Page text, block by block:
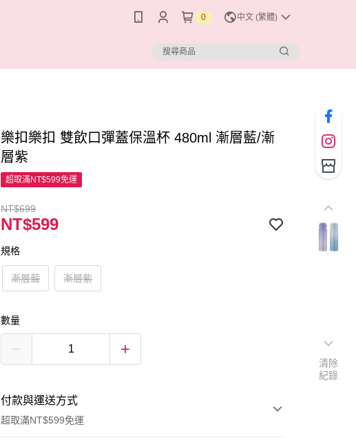
0 中文 (繁體)
樂扣樂扣 雙飲口彈蓋保溫杯 480ml 漸層藍/漸
層紫
超取滿NT$599免運
NT$699
NT$599
規格
漸層藍 漸層紫
數量
付款與運送方式
超取滿NT$599免運
清除
紀錄